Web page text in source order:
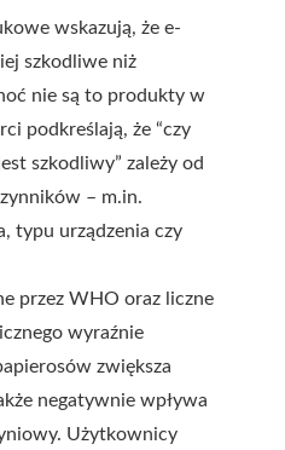
wskazują, że e-
szkodliwe niż
nie są to produkty w
podkreślają, że “czy
szkodliwy” zależy od
– m.in.
typu urządzenia czy
przez WHO oraz liczne
wyraźnie
zwiększa
negatywnie wpływa
Użytkownicy